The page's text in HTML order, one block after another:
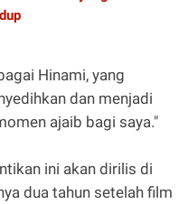
Hinami, yang
dan menjadi
ajaib bagi saya."
ini akan dirilis di
dua tahun setelah film